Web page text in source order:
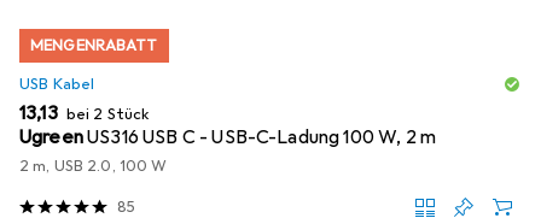
MENGENRABATT
USB Kabel
EUR
13,13 bei 2 Stück
UgreenUS316 USB C - USB-C-Ladung 100 W, 2 m
2 m, USB 2.0, 100 W
85